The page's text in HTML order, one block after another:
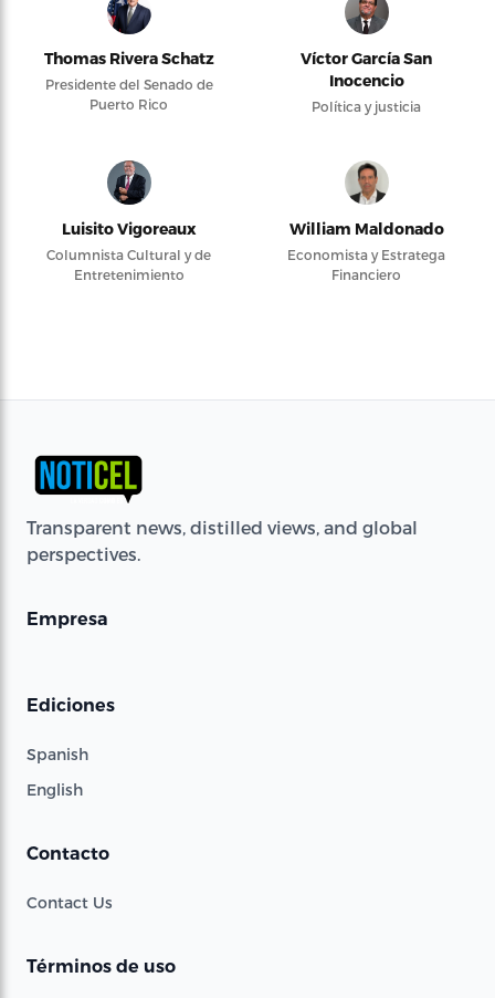
Thomas Rivera Schatz
Presidente del Senado de
Puerto Rico
Víctor García San
Inocencio
Política y justicia
Luisito Vigoreaux
Columnista Cultural y de
Entretenimiento
William Maldonado
Economista y Estratega
Financiero
Transparent news, distilled views, and global
perspectives.
Empresa
Ediciones
Spanish
English
Contacto
Contact Us
Términos de uso